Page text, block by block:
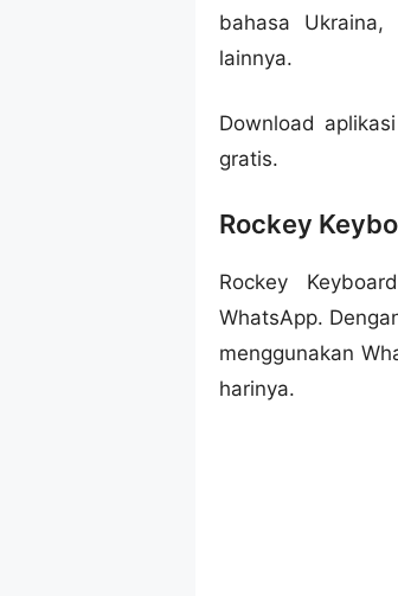
bahasa
lainnya.
Download
gratis.
Rockey
Rockey
WhatsApp.
menggunakan
harinya.